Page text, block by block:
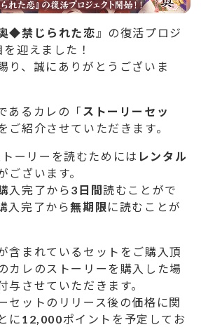
◆禁じられた恋 』の復活プロジ
迎えました！
り、誠にありがとうございま
あるカレの「 ストーリーセッ
ご紹介させていただきます。
ーリーを読むためには レンタル
ございます。
入完了から 3日間読むことがで
入完了から無期限に読むことが
含まれているセットをご購入頂
カレのストーリーを購入した場
与させていただきます。
セットのリリース後の価格に関
に 12,000ポイントを予定してお